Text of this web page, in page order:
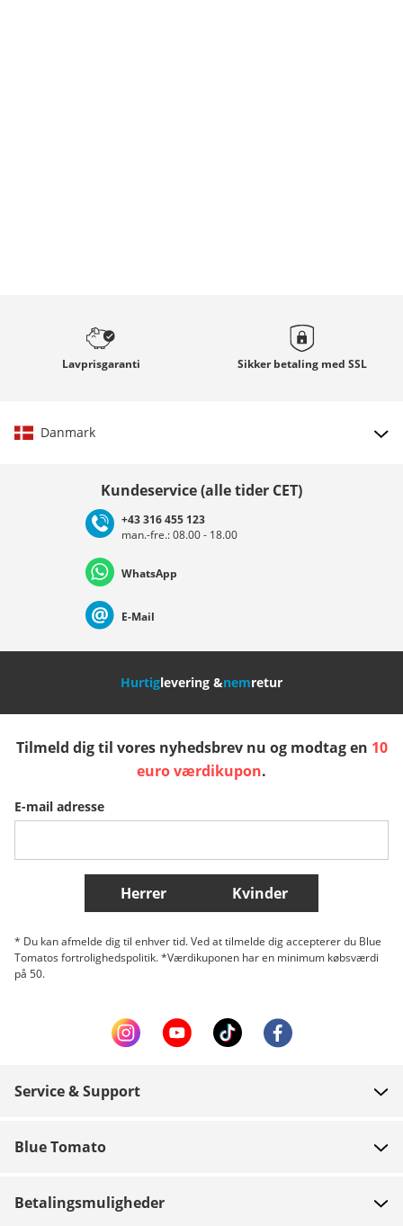
Lavprisgaranti Sikker betaling med SSL
Danmark
Deutschland Österreich
Nederland Italia (Italiano) Italien (Deutsch)
Slovenija
Belgique (Français) Danmark Norge
Flere lande
Kundeservice (alle tider CET)
+43 316 455 123
man.-fre.: 08.00 - 18.00
WhatsApp
E-Mail
Hurtiglevering &nemretur
Tilmeld dig til vores nyhedsbrev nu og modtag en 10
euro værdikupon.
E-mail adresse
Herrer Kvinder
* Du kan afmelde dig til enhver tid. Ved at tilmelde dig accepterer du Blue
Tomatos fortrolighedspolitik. *Værdikuponen har en minimum købsværdi
på 50.
Service & Support
Betaling
Blue Tomato
Betalingsmuligheder